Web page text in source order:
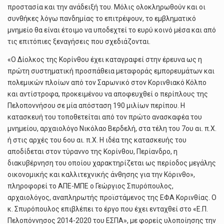
προστασία και την ανάδειξή του. Μόλις ολοκληρωθούν και οι
συνθήκες λόγω πανδημίας το επιτρέψουν, το εμβληματικό
μνημείο θα είναι έτοιμο να υποδεχτεί το ευρύ κοινό μέσα και από
τις επιτόπιες ξεναγήσεις που σχεδιάζονται.
«O Δίολκος της Κορίνθου έχει καταγραφεί στην έρευνα ως η
πρώτη συστηματική προσπάθεια μεταφοράς εμπορευμάτων και
πολεμικών πλοίων από τον Σαρωνικό στον Κορινθιακό Κόλπο
και αντίστροφα, προκειμένου να αποφευχθεί ο περίπλους της
Πελοποννήσου σε μία απόσταση 190 μιλίων περίπου. Η
κατασκευή του τοποθετείται από τον πρώτο ανασκαφέα του
μνημείου, αρχαιολόγο Νικόλαο Βερδελή, στα τέλη του 7ου αι. π.Χ.
ή στις αρχές του 6ου αι. π.Χ. Η ιδέα της κατασκευής του
αποδίδεται στον τύραννο της Κορίνθου, Περίανδρο, η
διακυβέρνηση του οποίου χαρακτηρίζεται ως περίοδος μεγάλης
οικονομικής και καλλιτεχνικής άνθησης για την Κόρινθο»,
πληροφορεί το ΑΠΕ-ΜΠΕ ο Γεώργιος Σπυρόπουλος,
αρχαιολόγος, αναπληρωτής προϊστάμενος της ΕΦΑ Κορινθίας. Ο
κ. Σπυρόπουλος επιβλέπει το έργο που έχει ενταχθεί στο «Ε.Π.
Πελοπόννησος 2014-2020 του ΕΣΠΑ», με φορείς υλοποίησης την